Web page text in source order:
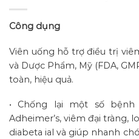
Công dụng
Viên uống hỗ trợ điều trị
và Dược Phẩm, Mỹ (FDA,
toàn, hiệu quả.
• Chống lại một số
Adheimer’s, viêm đại tràng,
diabeta ial và giúp nhanh